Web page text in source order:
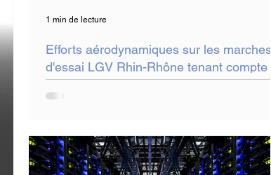
Efforts aérodynamiques sur les marches
d'essai LGV Rhin-Rhône tenant compte
des conditions météo
1 min de lecture